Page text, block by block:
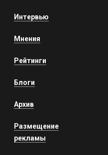
Интервью
Мнения
Рейтинги
Блоги
Архив
Размещение
рекламы